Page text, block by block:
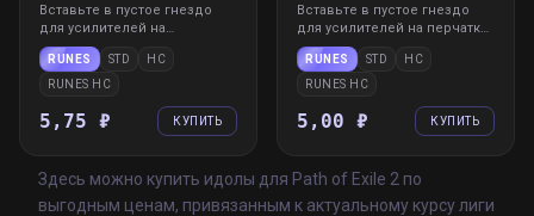
Вставьте в пустое гнездо
для усилителей на
нательном доспехе или
скипетре, чтобы применить
эффект к ним. После
можно заменить другим
усилителем.
RUNES STD
HC
RUNES HC
5,75 ₽ КУПИТЬ
Вставьте в пустое гнездо
для усилителей на перчатках
или скипетре, чтобы
применить эффект к ним.
После вставки нельзя
другим усилителем.
RUNES STD
HC
RUNES HC
5,00 ₽ КУПИТЬ
Здесь можно купить идолы для Path of Exile 2 по
выгодным ценам, привязанным к актуальному курсу лиги